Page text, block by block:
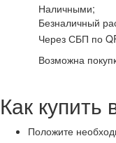
Наличными;
Безналичный
Через СБП по
Возможна
Как купить
Положите